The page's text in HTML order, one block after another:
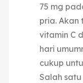
75 mg
pria. Akan
vitamin C
hari
cukup
Salah